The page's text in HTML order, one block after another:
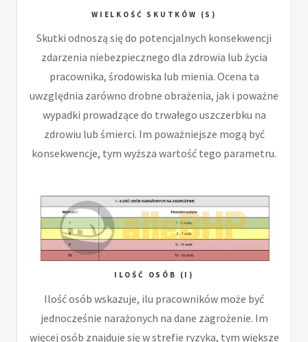
WIELKOŚĆ SKUTKÓW (S)
Skutki odnoszą się do potencjalnych konsekwencji
zdarzenia niebezpiecznego dla zdrowia lub życia
pracownika, środowiska lub mienia. Ocena ta
uwzględnia zarówno drobne obrażenia, jak i poważne
wypadki prowadzące do trwałego uszczerbku na
zdrowiu lub śmierci. Im poważniejsze mogą być
konsekwencje, tym wyższa wartość tego parametru.
ILOŚĆ OSÓB (I)
Ilość osób wskazuje, ilu pracowników może być
jednocześnie narażonych na dane zagrożenie. Im
więcej osób znajduje się w strefie ryzyka, tym większe